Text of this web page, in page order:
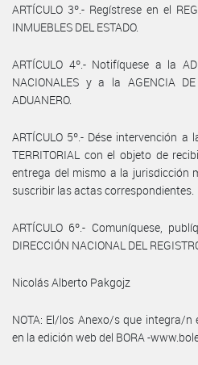
ARTÍCULO 3º.- Regístrese en el
INMUEBLES DEL ESTADO.
ARTÍCULO 4º.- Notifíquese a la
NACIONALES y a la AGENCIA DE
ADUANERO.
ARTÍCULO 5º.- Dése intervención a
TERRITORIAL con el objeto de
entrega del mismo a la jurisdicción
suscribir las actas correspondientes.
ARTÍCULO 6º.- Comuníquese,
DIRECCIÓN NACIONAL DEL
Nicolás Alberto Pakgojz
NOTA: El/los Anexo/s que integra/n
en la edición web del BORA -